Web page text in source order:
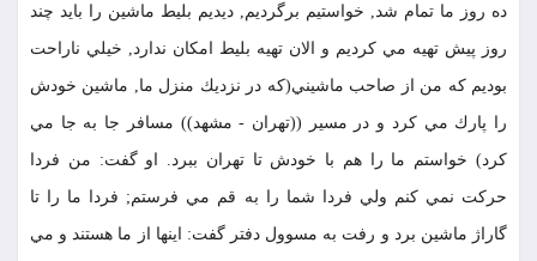
ده روز ما تمام شد, خواستيم برگرديم, ديديم بليط ماشين را بايد چند
روز پيش تهيه مي كرديم و الان تهيه بليط امكان ندارد, خيلي ناراحت
بوديم كه من از صاحب ماشيني(كه در نزديك منزل ما, ماشين خودش
را پارك مي كرد و در مسير ((تهران - مشهد)) مسافر جا به جا مي
كرد) خواستم ما را هم با خودش تا تهران ببرد. او گفت: من فردا
حركت نمي كنم ولي فردا شما را به قم مي فرستم; فردا ما را تا
گاراژ ماشين برد و رفت به مسوول دفتر گفت: اينها از ما هستند و مي